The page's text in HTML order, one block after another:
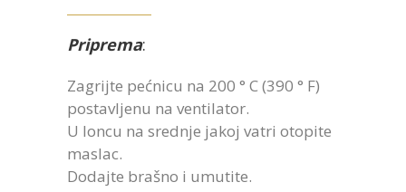
Priprema:
Zagrijte pećnicu na 200 ° C (390 ° F)
postavljenu na ventilator.
U loncu na srednje jakoj vatri otopite
maslac.
Dodajte brašno i umutite.